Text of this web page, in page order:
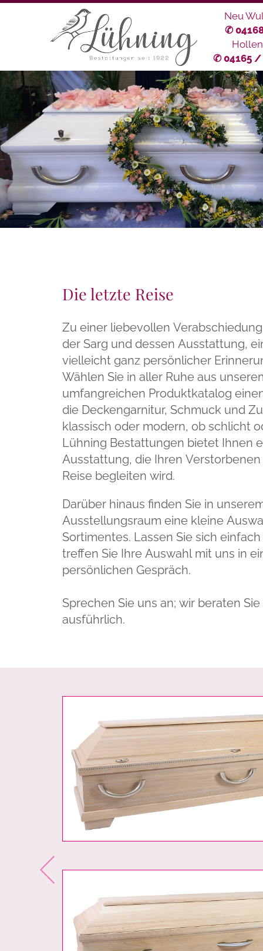
Neu
✆
✆ 04165 /
Die letzte Reise
Zu einer liebevollen
der Sarg und dessen Ausstattung,
vielleicht ganz persönlicher
Wählen Sie in aller Ruhe aus
umfangreichen Produktkatalog
die Deckengarnitur, Schmuck und
klassisch oder modern, ob schlicht
Lühning Bestattungen bietet Ihnen
Ausstattung, die Ihren
Reise begleiten wird.
Darüber hinaus finden Sie in
Ausstellungsraum eine kleine
Sortimentes. Lassen Sie sich
treffen Sie Ihre Auswahl mit uns in
persönlichen Gespräch.
Sprechen Sie uns an; wir beraten
ausführlich.
Previous